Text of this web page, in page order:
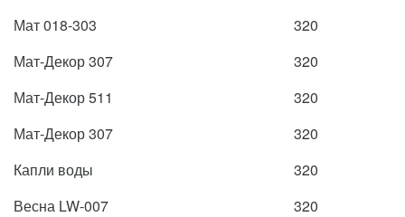
Мат 018-303
320
Мат-Декор 307
320
Мат-Декор 511
320
Мат-Декор 307
320
Капли воды
320
Весна LW-007
320